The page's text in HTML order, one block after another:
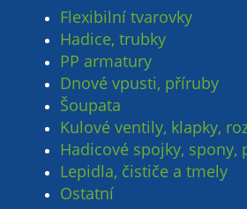
Flexibilní tvarovky
Hadice, trubky
PP armatury
Dnové vpusti, příruby
Šoupata
Kulové ventily, klapky,
Hadicové spojky, spony,
Lepidla, čističe a tmely
Ostatní